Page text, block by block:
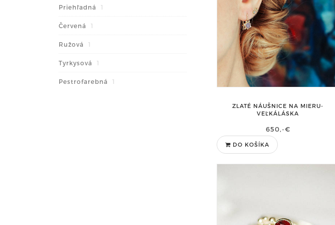
Priehľadná 1
Červená 1
Ružová 1
Tyrkysová 1
Pestrofarebná 1
ZLATÉ NÁUŠNICE NA MIERU-
VEĽKÁLÁSKA
650,-€
DO KOŠÍKA